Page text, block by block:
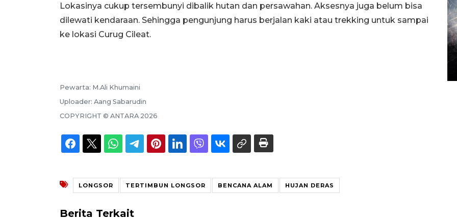
Lokasinya cukup tersembunyi dibalik hutan dan persawahan. Aksesnya juga belum bisa
dilewati kendaraan. Sehingga pengunjung harus berjalan kaki atau trekking untuk sampai
ke lokasi Curug Cileat.
Pewarta: M.Ali Khumaini
Uploader: Aang Sabarudin
COPYRIGHT © ANTARA 2026
LONGSOR TERTIMBUN LONGSOR BENCANA ALAM HUJAN DERAS
Berita Terkait